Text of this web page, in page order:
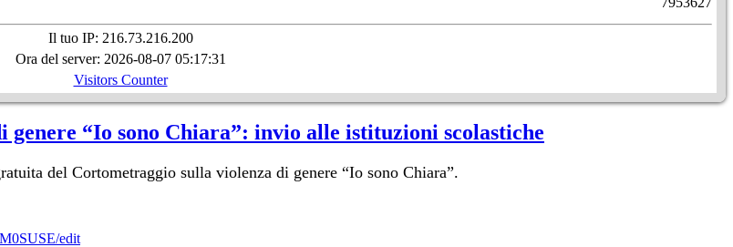
Il tuo IP: 216.73.216.200
Ora del server: 2026-08-07 05:17:31
Visitors Counter
“Io sono Chiara”: invio alle istituzioni scolastiche
del Cortometraggio sulla violenza di genere “Io sono Chiara”.
edit